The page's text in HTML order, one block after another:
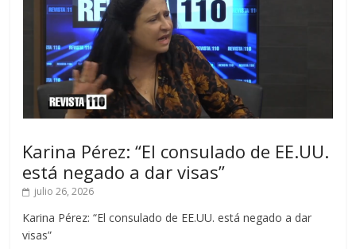
Karina Pérez: “El consulado de EE.UU.
está negado a dar visas”
julio 26, 2026
Karina Pérez: “El consulado de EE.UU. está negado a dar
visas”